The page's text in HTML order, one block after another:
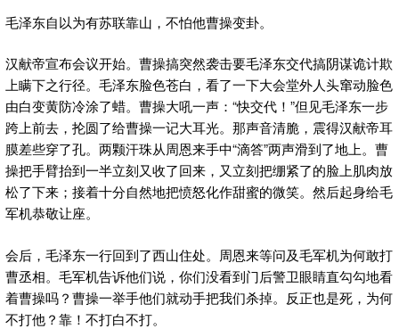
毛泽东自以为有苏联靠山，不怕他曹操变卦。
汉献帝宣布会议开始。曹操搞突然袭击要毛泽东交代搞阴谋诡计欺
上瞒下之行径。毛泽东脸色苍白，看了一下大会堂外人头窜动脸色
由白变黄防冷涂了蜡。曹操大吼一声：“快交代！”但见毛泽东一步
跨上前去，抡圆了给曹操一记大耳光。那声音清脆，震得汉献帝耳
膜差些穿了孔。两颗汗珠从周恩来手中“滴答”两声滑到了地上。曹
操把手臂抬到一半立刻又收了回来，又立刻把绷紧了的脸上肌肉放
松了下来；接着十分自然地把愤怒化作甜蜜的微笑。然后起身给毛
军机恭敬让座。
会后，毛泽东一行回到了西山住处。周恩来等问及毛军机为何敢打
曹丞相。毛军机告诉他们说，你们没看到门后警卫眼睛直勾勾地看
着曹操吗？曹操一举手他们就动手把我们杀掉。反正也是死，为何
不打他？靠！不打白不打。